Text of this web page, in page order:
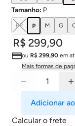
Tamanho:P
PP P M G
R$ 299,90
ou R$ 299,90 em
Mais formas de
Adicionar
Calcular o frete